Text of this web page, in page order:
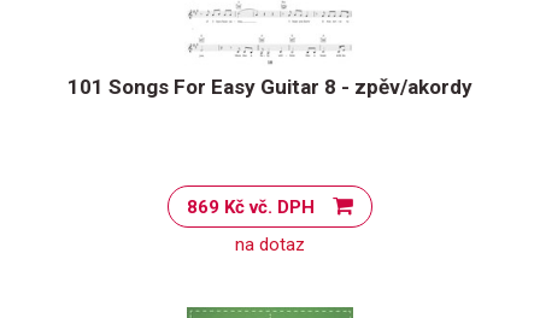
101 Songs For Easy Guitar 8 - zpěv/akordy
869 Kč vč. DPH
na dotaz